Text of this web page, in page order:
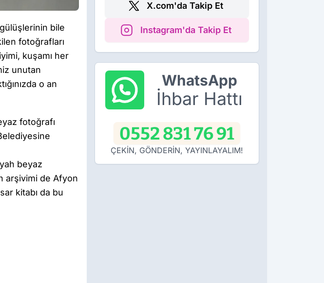
bile
fotoğrafları
kuşamı her
unutan
o an
fotoğrafı
beyaz
arşivimi de Afyon
kitabı da bu
X.com'da Takip Et
Instagram'da Takip Et
WhatsApp
İhbar Hattı
0552 831 76 91
ÇEKİN, GÖNDERİN, YAYINLAYALIM!